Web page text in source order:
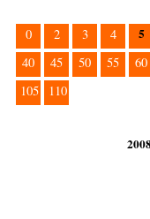
0 2 3 4 5
40
45 50 55 60
105
110